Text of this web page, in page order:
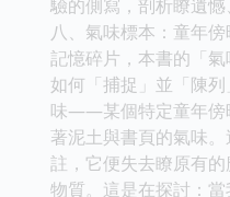
驗的側寫，剖析瞭遺憾
八、氣味標本：童年
記憶碎片，本書的「
如何「捕捉」並「陳
味——某個特定童年傍
著泥土與書頁的氣味
註，它便失去瞭原有
物質。這是在探討：